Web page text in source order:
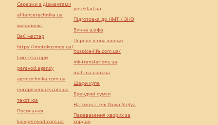
Сережки з діамантами
alliancetechnika.ua
миралинкс
Веб мастер
https://motokosmos.ua/
Синтезатори
perevod.agency
agrotechnika.com.ua
europeservice.com.ua
текст юа
Посилання
kievperevod.com.ua
pereklad.ua
Підготовка до НМТ / ЗНО
Винна шафа
Перевезення хворих
hospice-life.com.ua/
mk-translations.ua
maltina.com.ua
Шафи купе
Брендові сумки
Натяжні стелі Nova Stelya
Перевезення хворих за
кордон